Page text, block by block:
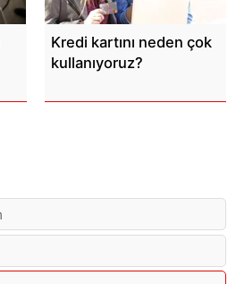
Kredi kartını neden çok
kullanıyoruz?